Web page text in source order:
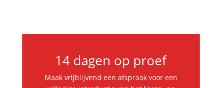
14 dagen op proef
Maak vrijblijvend een afspraak voor een